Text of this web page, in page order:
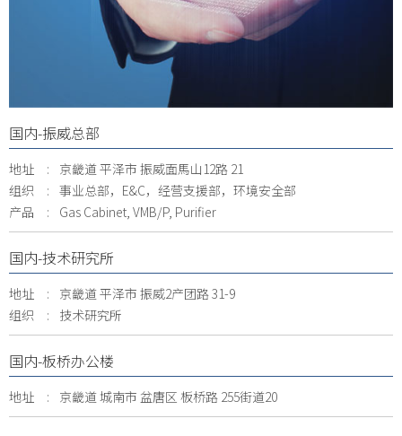
国内-振威总部
地址
京畿道 平泽市 振威面馬山12路 21
组织
事业总部，E&C，经营支援部，环境安全部
产品
Gas Cabinet, VMB/P, Purifier
国内-技术研究所
地址
京畿道 平泽市 振威2产团路 31-9
组织
技术研究所
国内-板桥办公楼
地址 京畿道 城南市 盆唐区 板桥路 255街道20